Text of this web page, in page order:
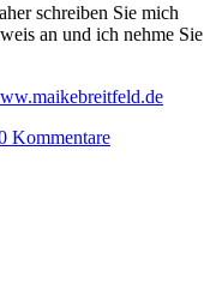
schreiben Sie mich
an und ich nehme Sie
Kommentare